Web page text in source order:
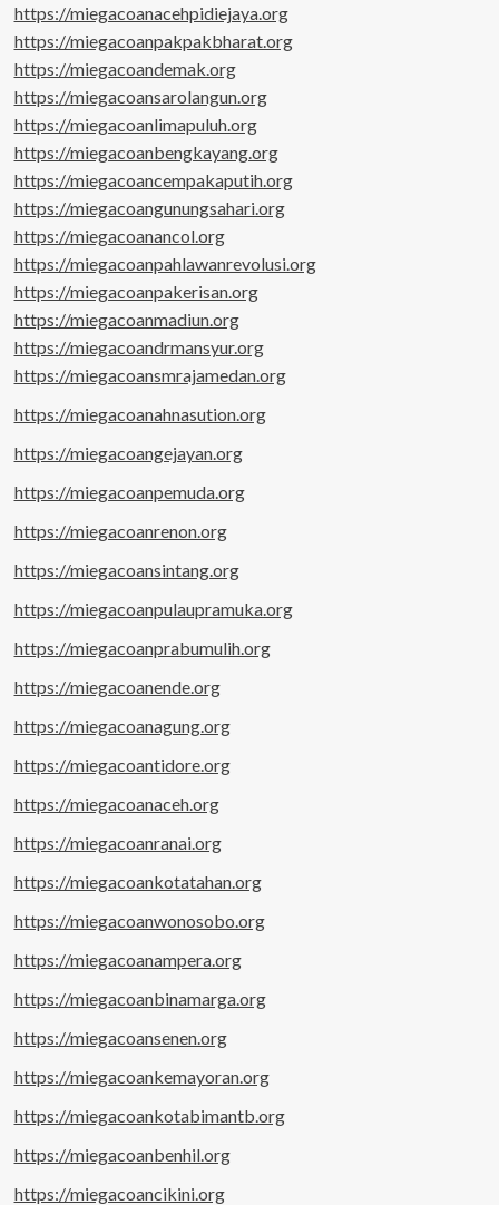
https://miegacoanacehpidiejaya.org
https://miegacoanpakpakbharat.org
https://miegacoandemak.org
https://miegacoansarolangun.org
https://miegacoanlimapuluh.org
https://miegacoanbengkayang.org
https://miegacoancempakaputih.org
https://miegacoangunungsahari.org
https://miegacoanancol.org
https://miegacoanpahlawanrevolusi.org
https://miegacoanpakerisan.org
https://miegacoanmadiun.org
https://miegacoandrmansyur.org
https://miegacoansmrajamedan.org
https://miegacoanahnasution.org
https://miegacoangejayan.org
https://miegacoanpemuda.org
https://miegacoanrenon.org
https://miegacoansintang.org
https://miegacoanpulaupramuka.org
https://miegacoanprabumulih.org
https://miegacoanende.org
https://miegacoanagung.org
https://miegacoantidore.org
https://miegacoanaceh.org
https://miegacoanranai.org
https://miegacoankotatahan.org
https://miegacoanwonosobo.org
https://miegacoanampera.org
https://miegacoanbinamarga.org
https://miegacoansenen.org
https://miegacoankemayoran.org
https://miegacoankotabimantb.org
https://miegacoanbenhil.org
https://miegacoancikini.org